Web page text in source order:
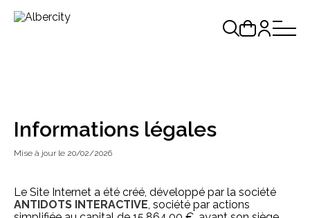
Informations légales
Mise à jour le 20/02/2026
Le Site Internet a été créé, développé par la société
ANTIDOTS INTERACTIVE, société par actions